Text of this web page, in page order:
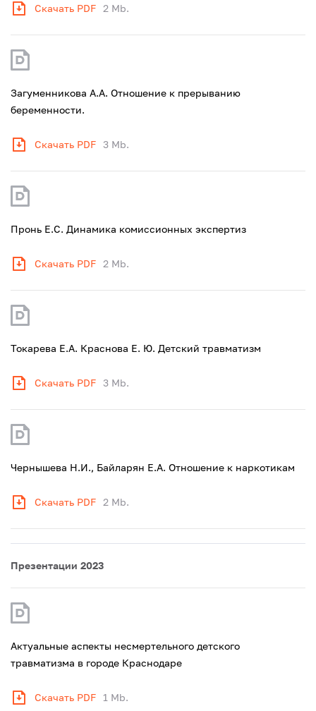
Скачать PDF 2 Mb.
Загуменникова А.А. Отношение к прерыванию
беременности.
Скачать PDF 3 Mb.
Пронь Е.С. Динамика комиссионных экспертиз
Скачать PDF 2 Mb.
Токарева Е.А. Краснова Е. Ю. Детский травматизм
Скачать PDF 3 Mb.
Чернышева Н.И., Байларян Е.А. Отношение к наркотикам
Скачать PDF 2 Mb.
Презентации 2023
Актуальные аспекты несмертельного детского
травматизма в городе Краснодаре
Скачать PDF 1 Mb.